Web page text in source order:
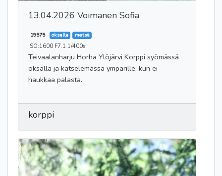
13.04.2026 Voimanen Sofia
19575 oksalla metsä
ISO:1600 F7.1 1/400s
Teivaalanharju Horha Ylöjärvi Korppi syömässä
oksalla ja katselemassa ympärille, kun ei
haukkaa palasta.
korppi